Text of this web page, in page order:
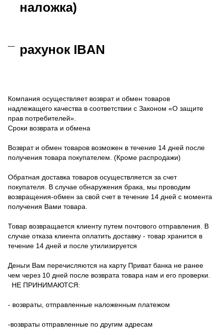
наложка)
рахунок IBAN
Компания осуществляет возврат и обмен товаров
надлежащего качества в соответствии с Законом «О защите
прав потребителей».
Сроки возврата и обмена
Возврат и обмен товаров возможен в течение 14 дней после
получения товара покупателем. (Кроме распродажи)
Обратная доставка товаров осуществляется за счет
покупателя. В случае обнаружения брака, мы проводим
возвращения-обмен за свой счет в течение 14 дней с момента
получения Вами товара.
Товар возвращается клиенту путем почтового отправления. В
случае отказа клиента оплатить доставку - товар хранится в
течение 14 дней и после утилизируется
Деньги Вам перечисляются на карту Приват банка не ранее
чем через 10 дней после возврата товара нам и его проверки.
НЕ ПРИНИМАЮТСЯ:
- возвраты, отправленные наложенным платежом
-возвраты отправленные по другим адресам